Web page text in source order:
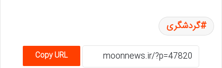
گردشگری
Copy URL